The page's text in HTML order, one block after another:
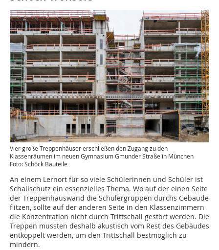
Vier große Treppenhäuser erschließen den Zugang zu den
Klassenräumen im neuen Gymnasium Gmunder Straße in München
Foto: Schöck Bauteile
An einem Lernort für so viele Schülerinnen und Schüler ist
Schallschutz ein essenzielles Thema. Wo auf der einen Seite
der Treppenhauswand die Schülergruppen durchs Gebäude
flitzen, sollte auf der anderen Seite in den Klassenzimmern
die Konzentration nicht durch Trittschall gestört werden. Die
Treppen mussten deshalb akustisch vom Rest des Gebäudes
entkoppelt werden, um den Trittschall bestmöglich zu
mindern.